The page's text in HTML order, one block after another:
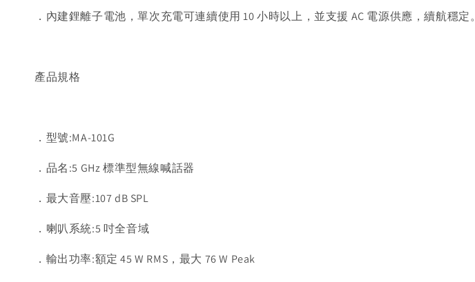
．內建鋰離子電池，單次充電可連續使用 10 小時以上，並支援 AC 電源供應，續航穩定。
產品規格
．型號:MA-101G
．品名:5 GHz 標準型無線喊話器
．最大音壓:107 dB SPL
．喇叭系統:5 吋全音域
．輸出功率:額定 45 W RMS，最大 76 W Peak